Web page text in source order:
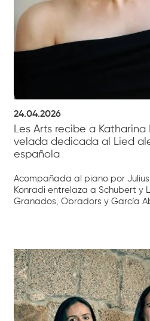
24.04.2026
Les Arts recibe a Katharina
velada dedicada al Lied
española
Acompañada al piano por
Konradi entrelaza a Schubert y
Granados, Obradors y García